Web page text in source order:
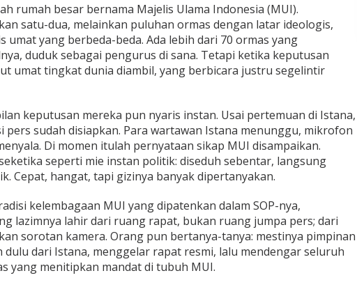
rumah besar bernama Majelis Ulama Indonesia (MUI).
satu-dua, melainkan puluhan ormas dengan latar ideologis,
umat yang berbeda-beda. Ada lebih dari 70 ormas yang
duduk sebagai pengurus di sana. Tetapi ketika keputusan
umat tingkat dunia diambil, yang berbicara justru segelintir
keputusan mereka pun nyaris instan. Usai pertemuan di Istana,
pers sudah disiapkan. Para wartawan Istana menunggu, mikrofon
Di momen itulah pernyataan sikap MUI disampaikan.
seperti mie instan politik: diseduh sebentar, langsung
Cepat, hangat, tapi gizinya banyak dipertanyakan.
kelembagaan MUI yang dipatenkan dalam SOP-nya,
lazimnya lahir dari ruang rapat, bukan ruang jumpa pers; dari
sorotan kamera. Orang pun bertanya-tanya: mestinya pimpinan
dulu dari Istana, menggelar rapat resmi, lalu mendengar seluruh
yang menitipkan mandat di tubuh MUI.